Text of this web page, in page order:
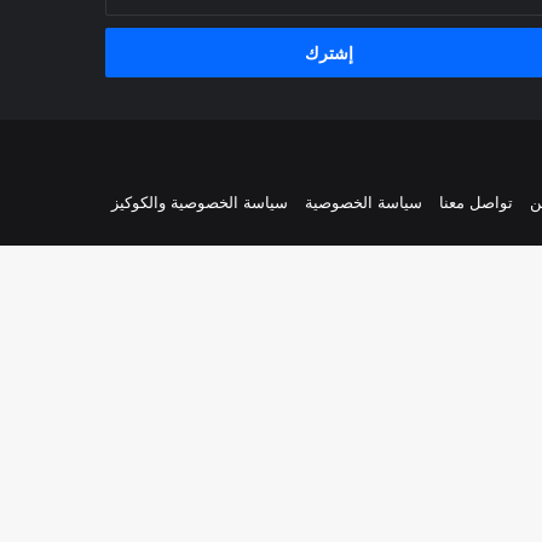
تواصل معنا سياسة الخصوصية سياسة الخصوصية والكوكيز